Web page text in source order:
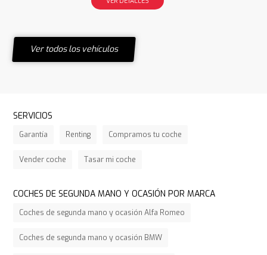
Ver todos los vehículos
SERVICIOS
Garantía Renting Compramos tu coche
Vender coche Tasar mi coche
COCHES DE SEGUNDA MANO Y OCASIÓN POR MARCA
Coches de segunda mano y ocasión Alfa Romeo
Coches de segunda mano y ocasión BMW